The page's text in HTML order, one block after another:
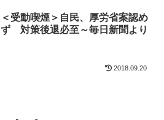
＜受動喫煙＞自民、厚労省案認め
ず 対策後退必至～毎日新聞より
2018.09.20